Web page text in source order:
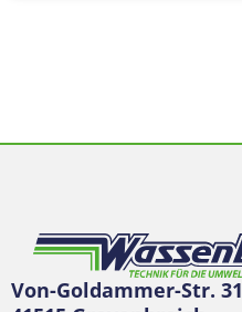
Von-Goldammer-Str. 31